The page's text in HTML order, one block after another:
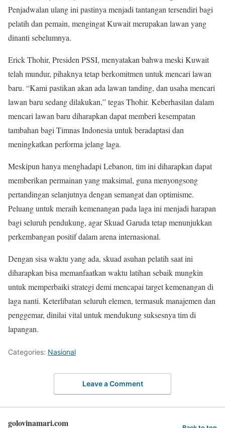
Penjadwalan ulang ini pastinya menjadi tantangan tersendiri bagi
pelatih dan pemain, mengingat Kuwait merupakan lawan yang
dinanti sebelumnya.
Erick Thohir, Presiden PSSI, menyatakan bahwa meski Kuwait
telah mundur, pihaknya tetap berkomitmen untuk mencari lawan
baru. “Kami pastikan akan ada lawan tanding, dan usaha mencari
lawan baru sedang dilakukan,” tegas Thohir. Keberhasilan dalam
mencari lawan baru diharapkan dapat memberi kesempatan
tambahan bagi Timnas Indonesia untuk beradaptasi dan
meningkatkan performa jelang laga.
Meskipun hanya menghadapi Lebanon, tim ini diharapkan dapat
memberikan permainan yang maksimal, guna menyongsong
pertandingan selanjutnya dengan semangat dan optimisme.
Peluang untuk meraih kemenangan pada laga ini menjadi harapan
bagi seluruh pendukung, agar Skuad Garuda tetap menunjukkan
perkembangan positif dalam arena internasional.
Dengan sisa waktu yang ada, skuad asuhan pelatih saat ini
diharapkan bisa memanfaatkan waktu latihan sebaik mungkin
untuk memperbaiki strategi demi mencapai target kemenangan di
laga nanti. Keterlibatan seluruh elemen, termasuk manajemen dan
penggemar, dinilai vital untuk mendukung suksesnya tim di
lapangan.
Categories: Nasional
Leave a Comment
golovinamari.com